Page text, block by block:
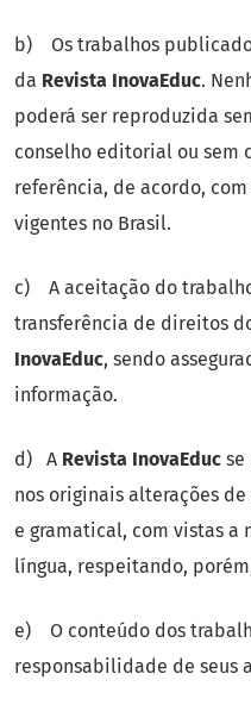
b) Os trabalhos
da Revista InovaEduc.
poderá ser reproduzida
conselho editorial ou sem
referência, de acordo,
vigentes no Brasil.
c) A aceitação do
transferência de direitos
InovaEduc, sendo
informação.
d) A Revista InovaEduc se
nos originais alterações
e gramatical, com vistas a
língua, respeitando,
e) O conteúdo dos
responsabilidade de seus